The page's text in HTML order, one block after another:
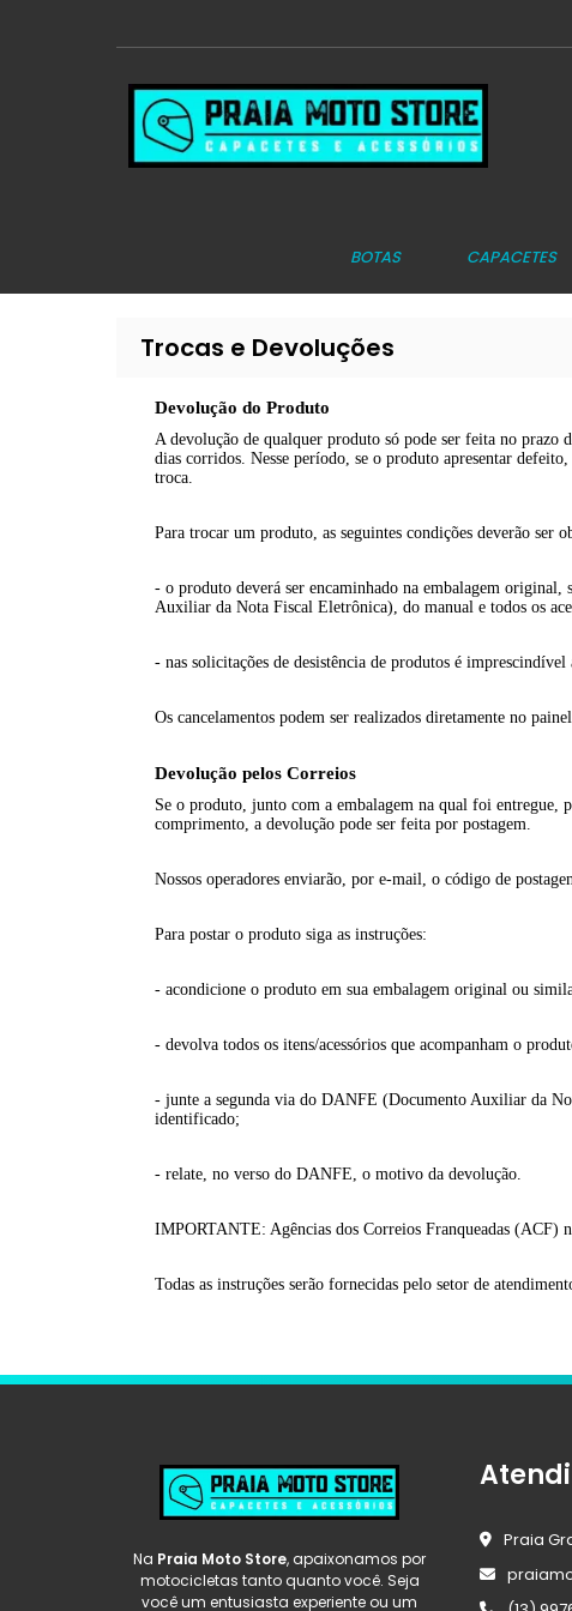
BOTAS CAPACETES
Trocas e Devoluções
Devolução do Produto
A devolução de qualquer produto só pode ser feita no prazo
dias corridos. Nesse período, se o produto apresentar
troca.
Para trocar um produto, as seguintes condições deverão ser
- o produto deverá ser encaminhado na embalagem
Auxiliar da Nota Fiscal Eletrônica), do manual e todos os
- nas solicitações de desistência de produtos é
Os cancelamentos podem ser realizados diretamente no
Devolução pelos Correios
Se o produto, junto com a embalagem na qual foi entregue,
comprimento, a devolução pode ser feita por postagem.
Nossos operadores enviarão, por e-mail, o código de
Para postar o produto siga as instruções:
- acondicione o produto em sua embalagem original ou
- devolva todos os itens/acessórios que acompanham o
- junte a segunda via do DANFE (Documento Auxiliar da
identificado;
- relate, no verso do DANFE, o motivo da devolução.
IMPORTANTE: Agências dos Correios Franqueadas (ACF)
Todas as instruções serão fornecidas pelo setor de
Na Praia Moto Store, apaixonamos por
motocicletas tanto quanto você. Seja
você um entusiasta experiente ou um
Praia